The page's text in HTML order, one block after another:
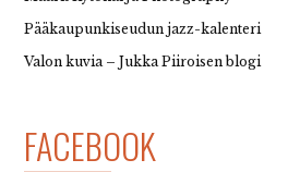
Pääkaupunkiseudun jazz-kalenteri
Valon kuvia – Jukka Piiroisen blogi
FACEBOOK